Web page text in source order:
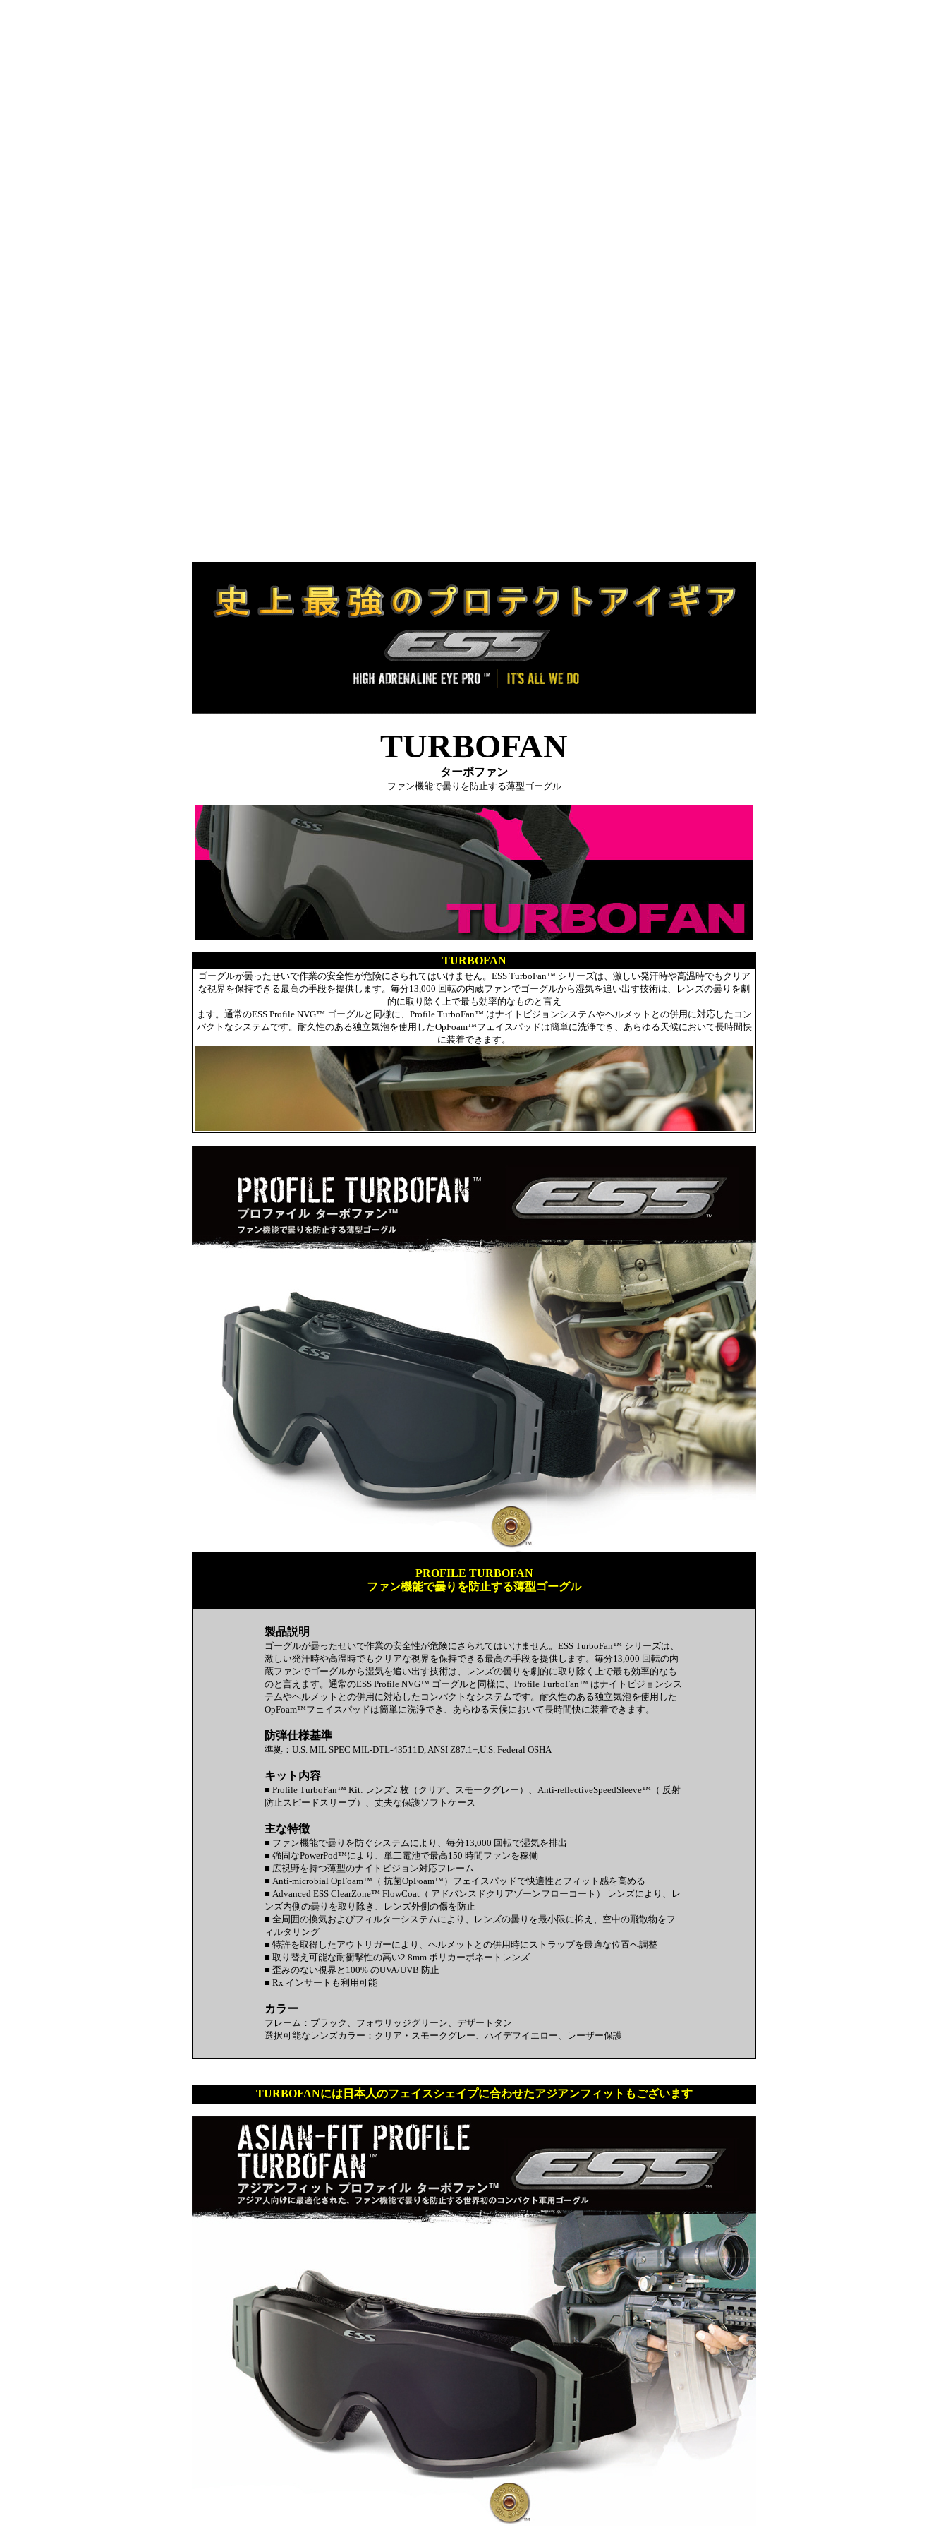
TURBOFAN
ターボファン
ファン機能で曇りを防止する薄型ゴーグル
TURBOFAN
ゴーグルが曇ったせいで作業の安全性が危険にさられてはいけません。ESS TurboFan™ シリーズは、激しい発汗時や高温時でもクリア
な視界を保持できる最高の手段を提供します。毎分13,000 回転の内蔵ファンでゴーグルから湿気を追い出す技術は、レンズの曇りを劇
的に取り除く上で最も効率的なものと言え
ます。通常のESS Profile NVG™ ゴーグルと同様に、Profile TurboFan™ はナイトビジョンシステムやヘルメットとの併用に対応したコン
パクトなシステムです。耐久性のある独立気泡を使用したOpFoam™フェイスパッドは簡単に洗浄でき、あらゆる天候において長時間快
に装着できます。
PROFILE TURBOFAN
ファン機能で曇りを防止する薄型ゴーグル
製品説明
ゴーグルが曇ったせいで作業の安全性が危険にさられてはいけません。ESS TurboFan™ シリーズは、
激しい発汗時や高温時でもクリアな視界を保持できる最高の手段を提供します。毎分13,000 回転の内
蔵ファンでゴーグルから湿気を追い出す技術は、レンズの曇りを劇的に取り除く上で最も効率的なも
のと言えます。通常のESS Profile NVG™ ゴーグルと同様に、Profile TurboFan™ はナイトビジョンシス
テムやヘルメットとの併用に対応したコンパクトなシステムです。耐久性のある独立気泡を使用した
OpFoam™フェイスパッドは簡単に洗浄でき、あらゆる天候において長時間快に装着できます。
防弾仕様基準
準拠：U.S. MIL SPEC MIL-DTL-43511D, ANSI Z87.1+,U.S. Federal OSHA
キット内容
■ Profile TurboFan™ Kit: レンズ2 枚（クリア、スモークグレー）、Anti-reflectiveSpeedSleeve™（ 反射
防止スピードスリーブ）、丈夫な保護ソフトケース
主な特徴
■ ファン機能で曇りを防ぐシステムにより、毎分13,000 回転で湿気を排出
■ 強固なPowerPod™により、単二電池で最高150 時間ファンを稼働
■ 広視野を持つ薄型のナイトビジョン対応フレーム
■ Anti-microbial OpFoam™（ 抗菌OpFoam™）フェイスパッドで快適性とフィット感を高める
■ Advanced ESS ClearZone™ FlowCoat（ アドバンスドクリアゾーンフローコート） レンズにより、レ
ンズ内側の曇りを取り除き、レンズ外側の傷を防止
■ 全周囲の換気およびフィルターシステムにより、レンズの曇りを最小限に抑え、空中の飛散物をフ
ィルタリング
■ 特許を取得したアウトリガーにより、ヘルメットとの併用時にストラップを最適な位置へ調整
■ 取り替え可能な耐衝撃性の高い2.8mm ポリカーボネートレンズ
■ 歪みのない視界と100% のUVA/UVB 防止
■ Rx インサートも利用可能
カラー
フレーム：ブラック、フォウリッジグリーン、デザートタン
選択可能なレンズカラー：クリア・スモークグレー、ハイデフイエロー、レーザー保護
TURBOFANには日本人のフェイスシェイプに合わせたアジアンフィットもございます